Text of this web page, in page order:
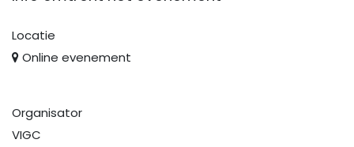
Locatie
Online evenement
Organisator
VIGC